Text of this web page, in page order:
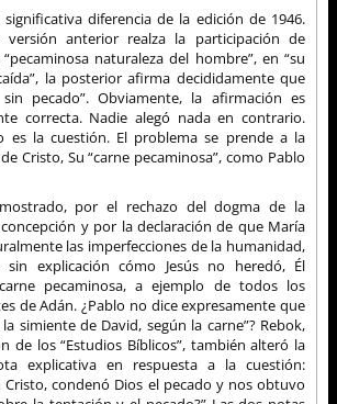
significativa diferencia de la edición de 1946.
versión anterior realza la participación de
naturaleza del hombre”, en “su
la posterior afirma decididamente que
pecado”. Obviamente, la afirmación es
correcta. Nadie alegó nada en contrario.
es la cuestión. El problema se prende a la
Cristo, Su “carne pecaminosa”, como Pablo
por el rechazo del dogma de la
y por la declaración de que María
las imperfecciones de la humanidad,
sin explicación cómo Jesús no heredó, Él
pecaminosa, a ejemplo de todos los
de Adán. ¿Pablo no dice expresamente que
la simiente de David, según la carne”? Rebok,
de los “Estudios Bíblicos”, también alteró la
explicativa en respuesta a la cuestión:
Cristo, condenó Dios el pecado y nos obtuvo